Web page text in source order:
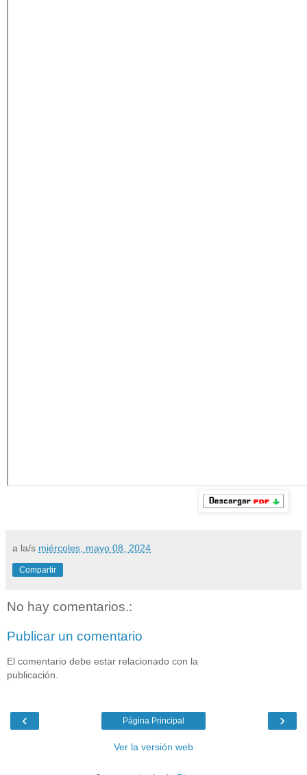
a la/s miércoles, mayo 08, 2024
Compartir
No hay comentarios.:
Publicar un comentario
El comentario debe estar relacionado con la
publicación.
‹ ›
Página Principal
Ver la versión web